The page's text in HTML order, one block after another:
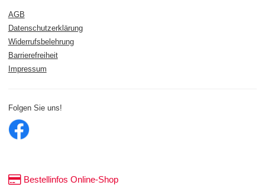
AGB
Datenschutzerklärung
Widerrufsbelehrung
Barrierefreiheit
Impressum
Folgen Sie uns!
Bestellinfos Online-Shop